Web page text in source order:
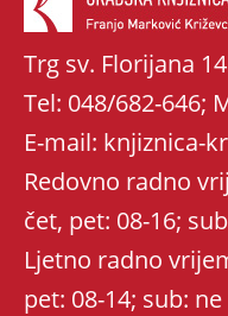
Trg sv. Florijana
Tel: 048/682-646;
E-mail: knjiznica-
Redovno radno
čet, pet: 08-16;
Ljetno radno
pet: 08-14; sub: